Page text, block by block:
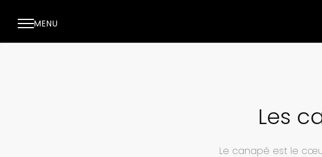
MENU
Les
Le canapé est le